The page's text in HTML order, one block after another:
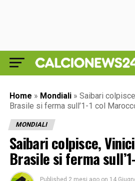
Home » Mondiali » Saibari
Brasile si ferma sull’1-1 col
MONDIALI
Saibari colpisce,
Brasile si ferma
Published 2 mesi ago on 14